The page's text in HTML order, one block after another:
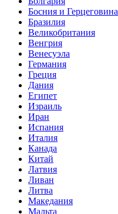
Босния и Герцеговина
Бразилия
Великобритания
Венгрия
Венесуэла
Германия
Греция
Дания
Египет
Израиль
Иран
Испания
Италия
Канада
Китай
Латвия
Ливан
Литва
Македания
Мальта